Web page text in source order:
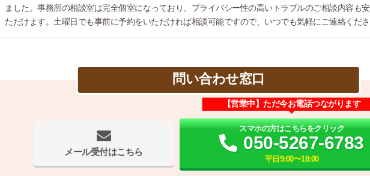
ました。事務所の相談室は完全個室になっており、プライバシー性の高いトラブルのご相談内容も
ただけます。土曜日でも事前に予約をいただければ相談可能ですので、いつでも気軽にご連絡くださ
問い合わせ窓口
メール受付はこちら
【営業中】ただ今お電話つながります
スマホの方はこちらをクリック
050-5267-6783
平日9:00〜18:00